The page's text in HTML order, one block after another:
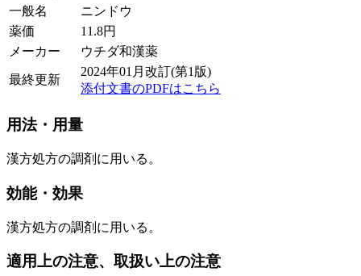
一般名
ニンドウ
薬価
11.8円
メーカー
ウチダ和漢薬
最終更新
2024年01月改訂(第1版)
添付文書のPDFはこちら
用法・用量
漢方処方の調剤に用いる。
効能・効果
漢方処方の調剤に用いる。
適用上の注意、取扱い上の注意